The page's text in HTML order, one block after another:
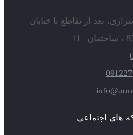
بعد از تقاطع با خیابان
های اجتماعی